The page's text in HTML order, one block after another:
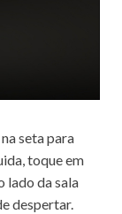
seta para
toque em
lado da sala
despertar.